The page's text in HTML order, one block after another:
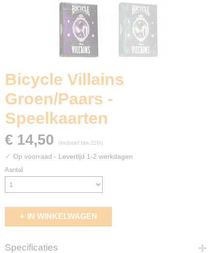
Bicycle Villains
Groen/Paars -
Speelkaarten
€ 14,50 (inclusief btw 21%)
✓ Op voorraad - Levertijd 1-2 werkdagen
Aantal
IN WINKELWAGEN
Specificaties